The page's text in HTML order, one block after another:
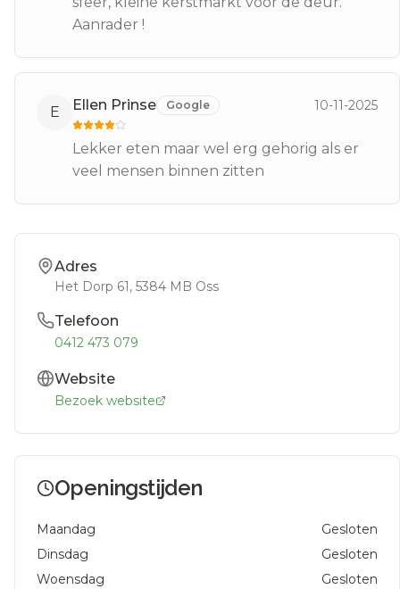
Aanrader !
E Ellen Prinse Google 10-11-2025
Lekker eten maar wel erg gehorig als er
veel mensen binnen zitten
Adres
Het Dorp 61 , 5384 MB Oss
Telefoon
0412 473 079
Website
Bezoek website
Openingstijden
Maandag
Gesloten
Dinsdag
Gesloten
Woensdag
Gesloten